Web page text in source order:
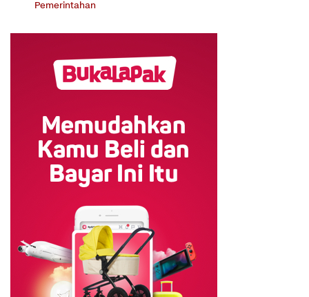
Pemerintahan